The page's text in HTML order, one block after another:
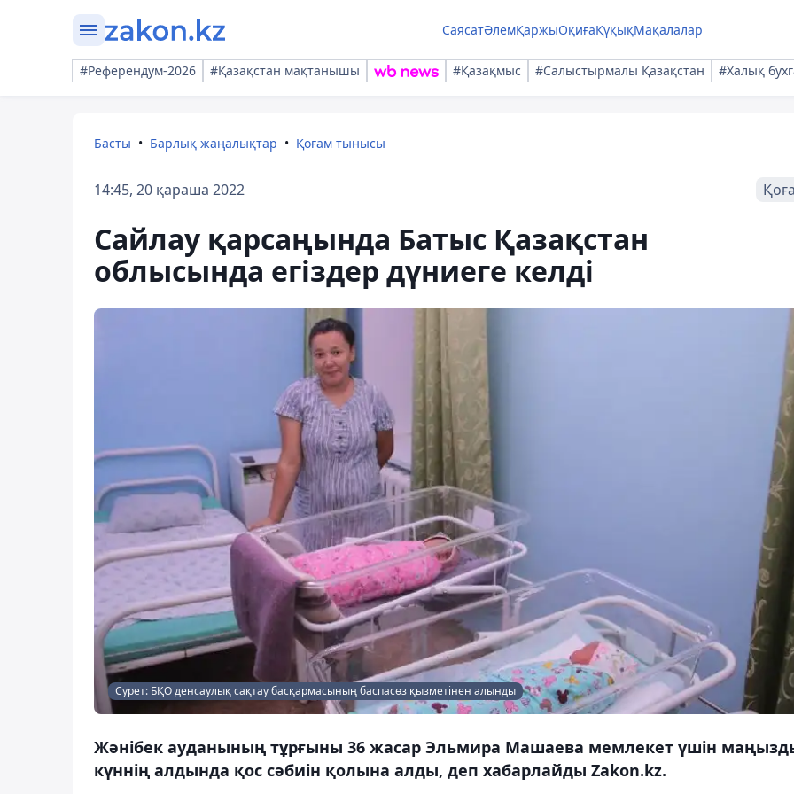
СаясатӘлемҚаржыОқиғаҚұқықМақалалар
#Референдум-2026 #Қазақстан мақтанышы #Қазақмыс #Салыстырмалы Қазақстан #Халық
Басты Барлық жаңалықтар Қоғам тынысы
14:45, 20 қараша 2022
Сайлау қарсаңында Батыс Қазақстан
облысында егіздер дүниеге келді
Сурет: БҚО денсаулық сақтау басқармасының баспасөз қызметінен алынды
Жәнібек ауданының тұрғыны 36 жасар Эльмира Машаева мемлекет үшін
күннің алдында қос сәбиін қолына алды, деп хабарлайды Zakon.kz.